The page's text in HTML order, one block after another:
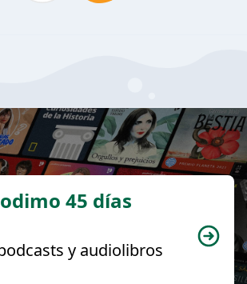
45 días
y audiolibros